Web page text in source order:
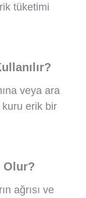
tüketimi
veya ara
erik bir
Olur?
ağrısı ve